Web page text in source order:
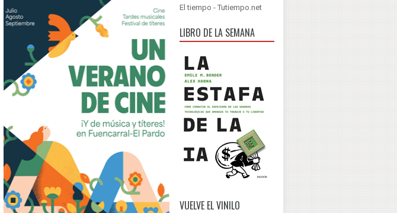
El tiempo - Tutiempo.net
LIBRO DE LA SEMANA
VUELVE EL VINILO